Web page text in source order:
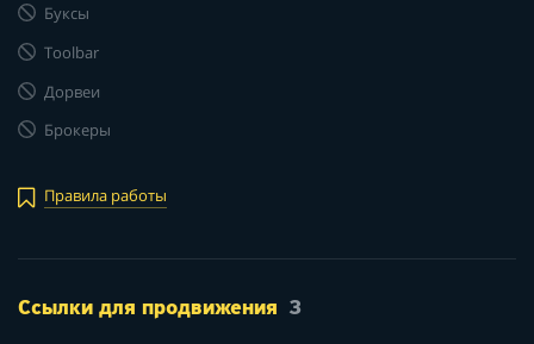
Буксы
Toolbar
Дорвеи
Брокеры
Правила работы
Ссылки для продвижения 3